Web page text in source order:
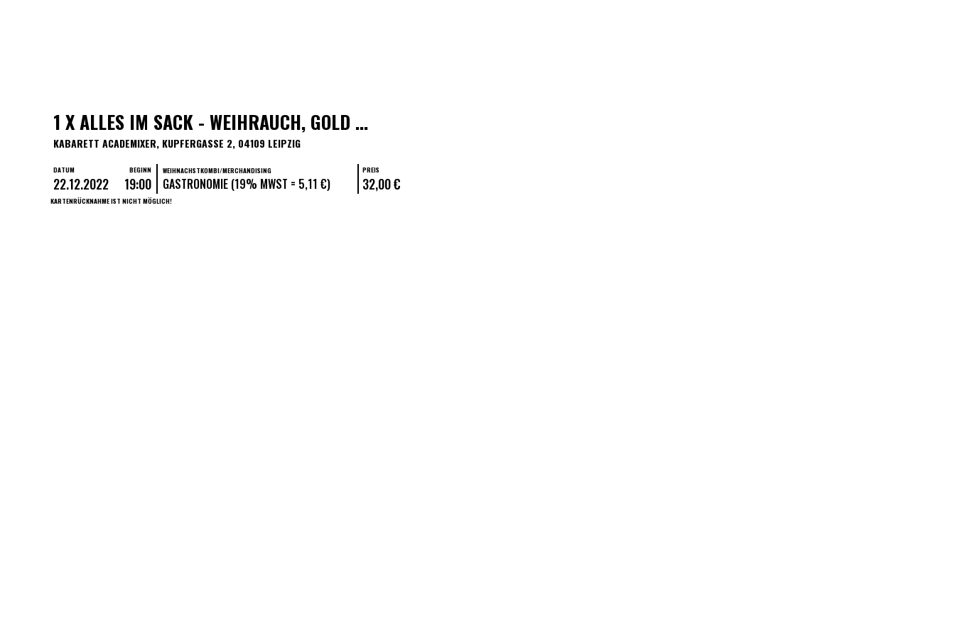
1 X ALLES IM SACK - WEIHRAUCH, GOLD ...
KABARETT ACADEMIXER, KUPFERGASSE 2, 04109 LEIPZIG
DATUM
22.12.2022
BEGINN
19:00
WEIHNACHSTKOMBI/MERCHANDISING
GASTRONOMIE (19% MWST = 5,11 €)
PREIS
32,00 €
KARTENRÜCKNAHME IST NICHT MÖGLICH!